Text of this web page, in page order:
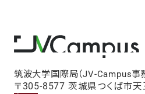
筑波大学国際局（JV-Campus事
〒305-8577 茨城県つくば市天